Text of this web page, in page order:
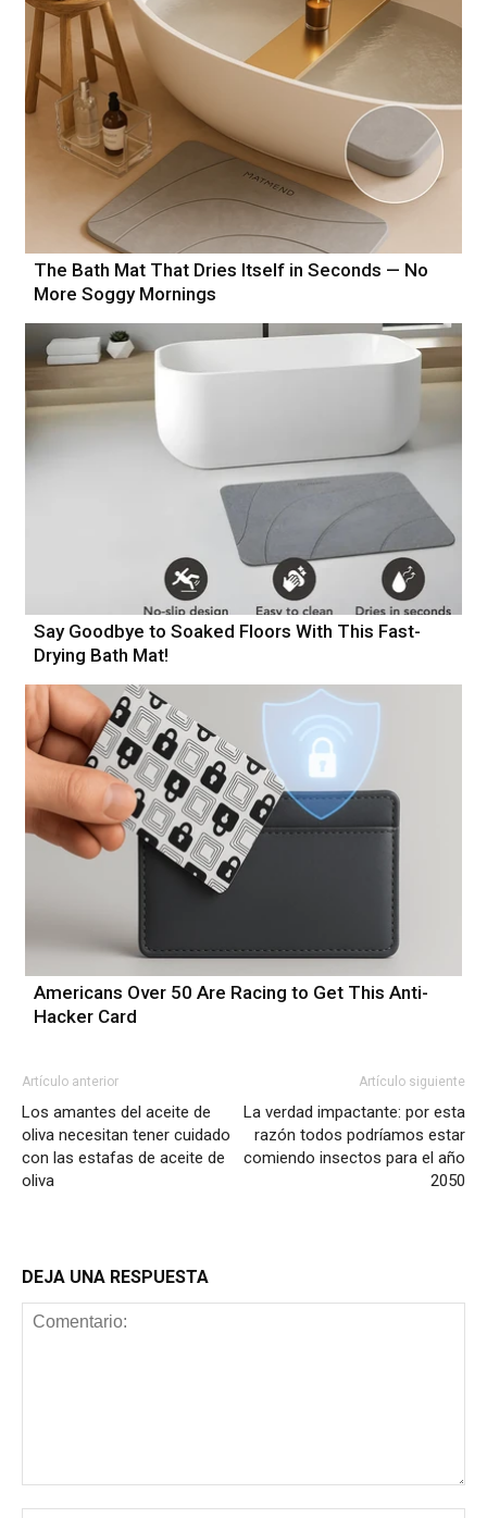
The Bath Mat That Dries Itself in Seconds — No
More Soggy Mornings
Say Goodbye to Soaked Floors With This Fast-
Drying Bath Mat!
Americans Over 50 Are Racing to Get This Anti-
Hacker Card
Artículo anterior
Los amantes del aceite de
oliva necesitan tener cuidado
con las estafas de aceite de
oliva
Artículo siguiente
La verdad impactante: por esta
razón todos podríamos estar
comiendo insectos para el año
2050
DEJA UNA RESPUESTA